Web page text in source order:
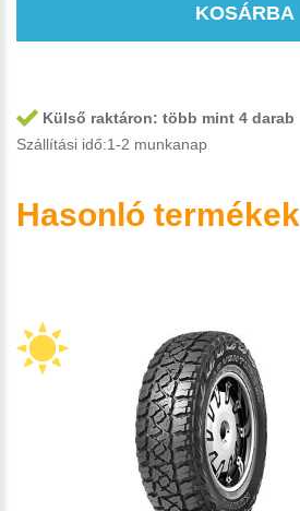
KOSÁRBA
Külső raktáron: több mint 4 darab
Szállítási idő:1-2 munkanap
Hasonló termékek